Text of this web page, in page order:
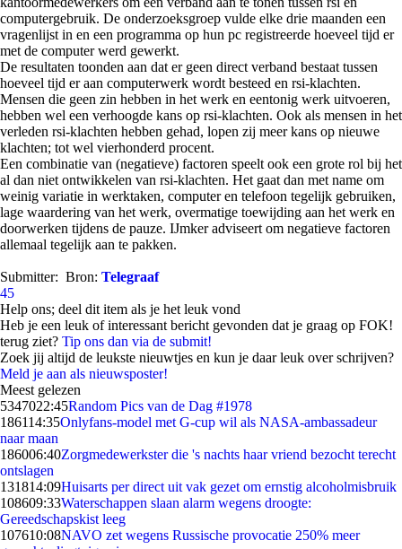
computergebruik. De onderzoeksgroep vulde elke drie maanden een
vragenlijst in en een programma op hun pc registreerde hoeveel tijd er
met de computer werd gewerkt.
De resultaten toonden aan dat er geen direct verband bestaat tussen
hoeveel tijd er aan computerwerk wordt besteed en rsi-klachten.
Mensen die geen zin hebben in het werk en eentonig werk uitvoeren,
hebben wel een verhoogde kans op rsi-klachten. Ook als mensen in het
verleden rsi-klachten hebben gehad, lopen zij meer kans op nieuwe
klachten; tot wel vierhonderd procent.
Een combinatie van (negatieve) factoren speelt ook een grote rol bij het
al dan niet ontwikkelen van rsi-klachten. Het gaat dan met name om
weinig variatie in werktaken, computer en telefoon tegelijk gebruiken,
lage waardering van het werk, overmatige toewijding aan het werk en
doorwerken tijdens de pauze. IJmker adviseert om negatieve factoren
allemaal tegelijk aan te pakken.
Submitter: Bron: Telegraaf
45
Help ons; deel dit item als je het leuk vond
Heb je een leuk of interessant bericht gevonden dat je graag op FOK!
terug ziet? Tip ons dan via de submit!
Zoek jij altijd de leukste nieuwtjes en kun je daar leuk over schrijven?
Meld je aan als nieuwsposter!
Meest gelezen
5347022:45Random Pics van de Dag #1978
186114:35Onlyfans-model met G-cup wil als NASA-ambassadeur
naar maan
186006:40Zorgmedewerkster die 's nachts haar vriend bezocht terecht
ontslagen
131814:09Huisarts per direct uit vak gezet om ernstig alcoholmisbruik
108609:33Waterschappen slaan alarm wegens droogte:
Gereedschapskist leeg
107610:08NAVO zet wegens Russische provocatie 250% meer